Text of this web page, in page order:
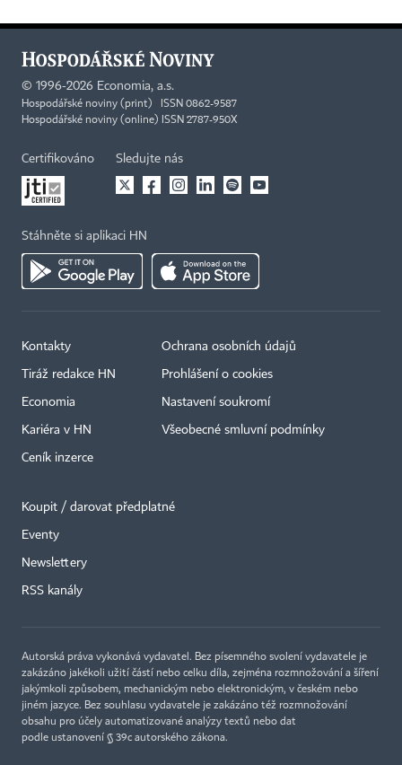
© 1996-2026 Economia, a.s.
Hospodářské noviny (print) ISSN 0862-9587
Hospodářské noviny (online) ISSN 2787-950X
Certifikováno Sledujte nás
Stáhněte si aplikaci HN
Kontakty
Tiráž redakce HN
Economia
Kariéra v HN
Ceník inzerce
Ochrana osobních údajů
Prohlášení o cookies
Nastavení soukromí
Všeobecné smluvní podmínky
Koupit / darovat předplatné
Eventy
Newslettery
RSS kanály
Autorská práva vykonává vydavatel. Bez písemného svolení vydavatele je
zakázáno jakékoli užití částí nebo celku díla, zejména rozmnožování a šíření
jakýmkoli způsobem, mechanickým nebo elektronickým, v českém nebo
jiném jazyce. Bez souhlasu vydavatele je zakázáno též rozmnožování
obsahu pro účely automatizované analýzy textů nebo dat
podle ustanovení § 39c autorského zákona.